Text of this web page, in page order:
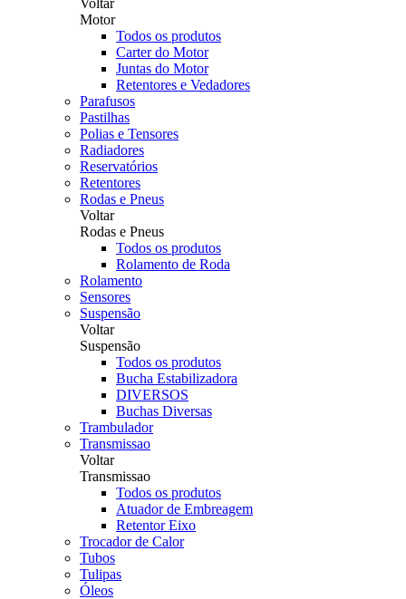
Voltar
Motor
Todos os produtos
Carter do Motor
Juntas do Motor
Retentores e Vedadores
Parafusos
Pastilhas
Polias e Tensores
Radiadores
Reservatórios
Retentores
Rodas e Pneus
Voltar
Rodas e Pneus
Todos os produtos
Rolamento de Roda
Rolamento
Sensores
Suspensão
Voltar
Suspensão
Todos os produtos
Bucha Estabilizadora
DIVERSOS
Buchas Diversas
Trambulador
Transmissao
Voltar
Transmissao
Todos os produtos
Atuador de Embreagem
Retentor Eixo
Trocador de Calor
Tubos
Tulipas
Óleos